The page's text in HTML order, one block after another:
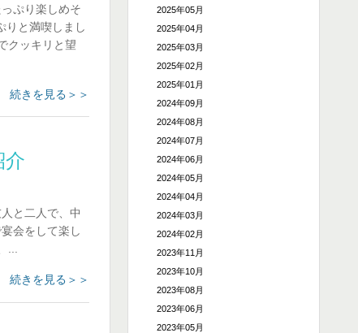
ぷり楽しめそ
りと満喫しまし
クッキリと望
続きを見る＞＞
介
と二人で、中
会をして楽し
続きを見る＞＞
2025年05月
2025年04月
2025年03月
2025年02月
2025年01月
2024年09月
2024年08月
2024年07月
2024年06月
2024年05月
2024年04月
2024年03月
2024年02月
2023年11月
2023年10月
2023年08月
2023年06月
2023年05月